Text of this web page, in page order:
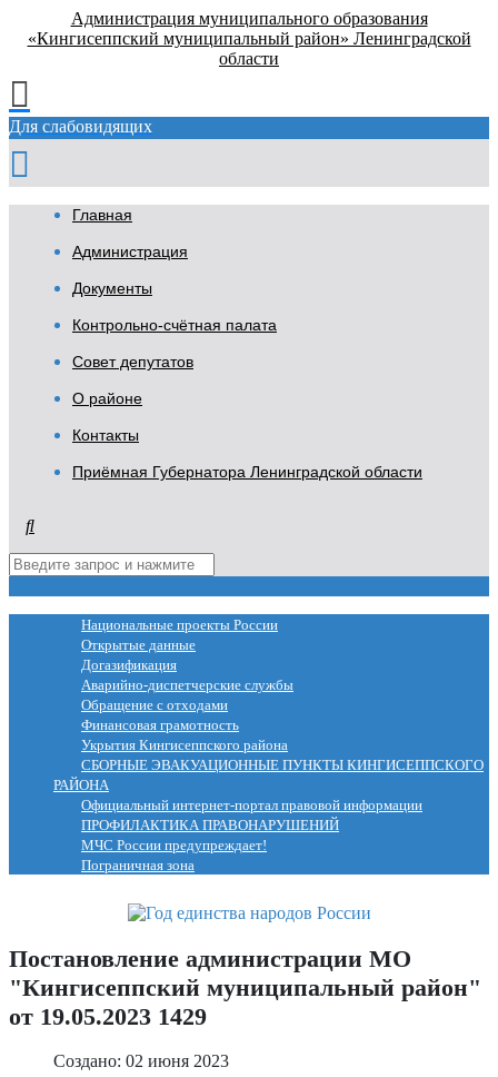
Администрация муниципального образования
«Кингисеппский муниципальный район» Ленинградской
области
Для слабовидящих
Главная
Администрация
Документы
Контрольно-счётная палата
Совет депутатов
О районе
Контакты
Приёмная Губернатора Ленинградской области
Национальные проекты России
Открытые данные
Догазификация
Аварийно-диспетчерские службы
Обращение с отходами
Финансовая грамотность
Укрытия Кингисеппского района
СБОРНЫЕ ЭВАКУАЦИОННЫЕ ПУНКТЫ КИНГИСЕППСКОГО
РАЙОНА
Официальный интернет-портал правовой информации
ПРОФИЛАКТИКА ПРАВОНАРУШЕНИЙ
МЧС России предупреждает!
Пограничная зона
Постановление администрации МО
"Кингисеппский муниципальный район"
от 19.05.2023 1429
Создано: 02 июня 2023